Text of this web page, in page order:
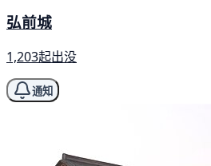
弘前城
1,203起出没
通知